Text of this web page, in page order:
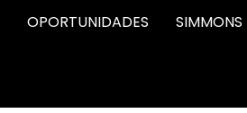
OPORTUNIDADES SIMMONS